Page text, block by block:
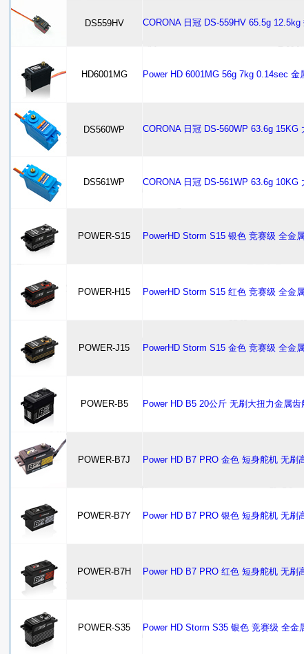
DS559HV CORONA 日冠 DS-559HV 65.5g
HD6001MG Power HD 6001MG 56g 7kg 0.14sec
DS560WP CORONA 日冠 DS-560WP 63.6g 15KG
DS561WP CORONA 日冠 DS-561WP 63.6g 10KG
POWER-S15 PowerHD Storm S15 银色 竞赛级 全金
POWER-H15 PowerHD Storm S15 红色 竞赛级 全金
POWER-J15 PowerHD Storm S15 金色 竞赛级 全金
POWER-B5 Power HD B5 20公斤 无刷大扭力金属
POWER-B7J Power HD B7 PRO 金色 短身舵机 无
POWER-B7Y Power HD B7 PRO 银色 短身舵机 无
POWER-B7H Power HD B7 PRO 红色 短身舵机 无
POWER-S35 Power HD Storm S35 银色 竞赛级 全